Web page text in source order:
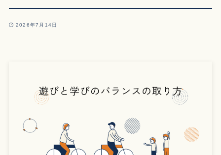
2026年7月14日